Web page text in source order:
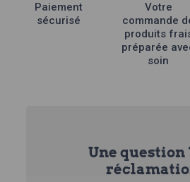
Paiement
sécurisé
Votre
commande
produits
préparée
soin
Une question